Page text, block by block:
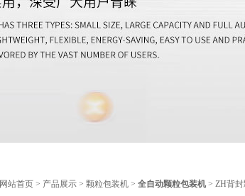
网站首页 > 产品展示 > 颗粒包装机 > 全自动颗粒包装机 > ZH背